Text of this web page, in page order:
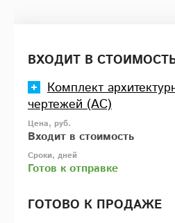
ВХОДИТ В
Комплект
чертежей (АС)
Входит в стоимость
Готов к отправке
ГОТОВО К ПРОДАЖЕ